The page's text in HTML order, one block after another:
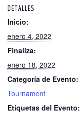
DETALLES
Inicio:
enero 4, 2022
Finaliza:
enero 18, 2022
Categoría de Evento:
Tournament
Etiquetas del Evento: